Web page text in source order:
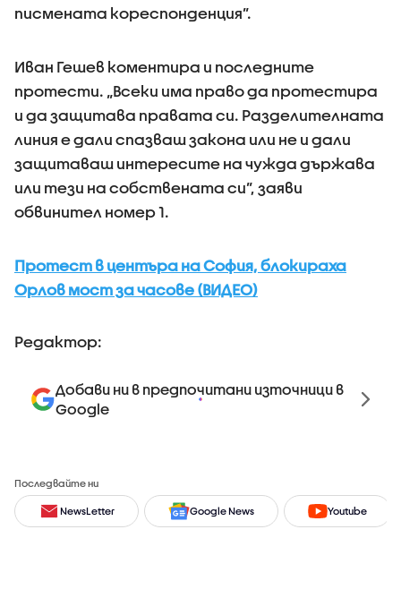
писмената кореспонденция”.
Иван Гешев коментира и последните
протести. „Всеки има право да протестира
и да защитава правата си. Разделителната
линия е дали спазваш закона или не и дали
защитаваш интересите на чужда държава
или тези на собствената си”, заяви
обвинител номер 1.
Протест в центъра на София, блокираха
Орлов мост за часове (ВИДЕО)
Редактор:
Добави ни в предпочитани източници в
Google
Последвайте ни
NewsLetter Google News Youtube